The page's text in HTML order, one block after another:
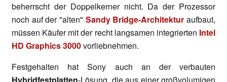
beherrscht der Doppelkerner nicht. Da der Prozessor
noch auf der "alten" Sandy Bridge-Architektur aufbaut,
müssen Käufer mit der recht langsamen integrierten Intel
HD Graphics 3000vorliebnehmen.
Festgehalten hat Sony auch an der verbauten